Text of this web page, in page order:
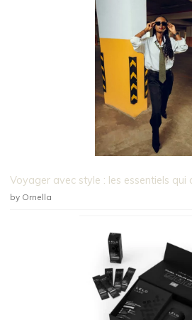
Voyager avec style : les essentiels qui
by Ornella